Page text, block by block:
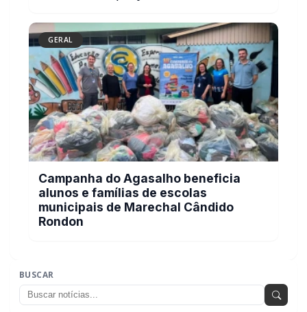
Campanha do Agasalho beneficia
alunos e famílias de escolas
municipais de Marechal Cândido
Rondon
BUSCAR
MAIS RECENTES
01
Briga de bar com faca e facão deixa homem gravemente